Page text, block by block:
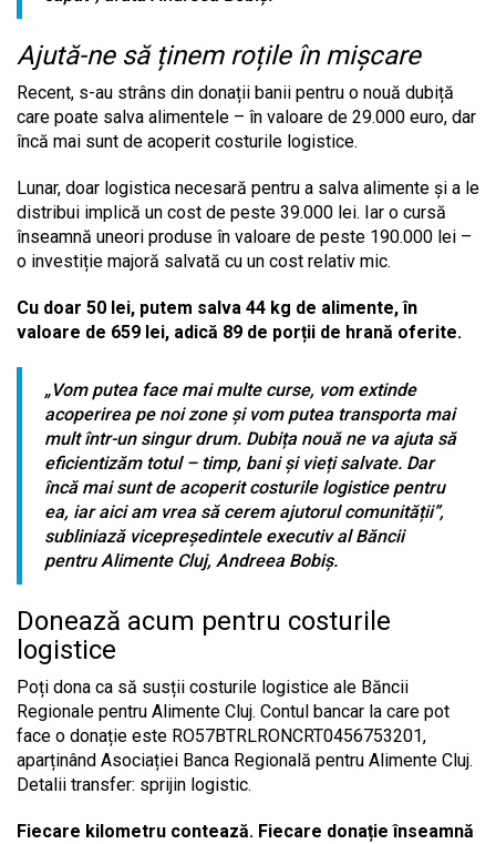
Ajută-ne să ținem roțile în mișcare
Recent, s-au strâns din donații banii pentru o nouă dubiță
care poate salva alimentele – în valoare de 29.000 euro, dar
încă mai sunt de acoperit costurile logistice.
Lunar, doar logistica necesară pentru a salva alimente și a le
distribui implică un cost de peste 39.000 lei. Iar o cursă
înseamnă uneori produse în valoare de peste 190.000 lei –
o investiție majoră salvată cu un cost relativ mic.
Cu doar 50 lei, putem salva 44 kg de alimente, în
valoare de 659 lei, adică 89 de porții de hrană oferite.
„Vom putea face mai multe curse, vom extinde
acoperirea pe noi zone și vom putea transporta mai
mult într-un singur drum. Dubița nouă ne va ajuta să
eficientizăm totul – timp, bani și vieți salvate. Dar
încă mai sunt de acoperit costurile logistice pentru
ea, iar aici am vrea să cerem ajutorul comunității”,
subliniază vicepreședintele executiv al Băncii
pentru Alimente Cluj, Andreea Bobiș.
Donează acum pentru costurile
logistice
Poți dona ca să susții costurile logistice ale Băncii
Regionale pentru Alimente Cluj. Contul bancar la care pot
face o donație este RO57BTRLRONCRT0456753201,
aparținând Asociației Banca Regională pentru Alimente Cluj.
Detalii transfer: sprijin logistic.
Fiecare kilometru contează. Fiecare donație înseamnă